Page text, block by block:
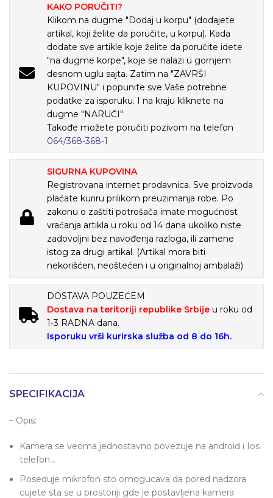
KAKO PORUČITI?
Klikom na dugme "Dodaj u korpu" (dodajete
artikal, koji želite da poručite, u korpu). Kada
dodate sve artikle koje želite da poručite idete
"na dugme korpe", koje se nalazi u gornjem
desnom uglu sajta. Zatim na "ZAVRŠI
KUPOVINU" i popunite sve Vaše potrebne
podatke za isporuku. I na kraju kliknete na
dugme "NARUČI"
Takođe možete poručiti pozivom na telefon
064/368-368-1
SIGURNA KUPOVINA
Registrovana internet prodavnica. Sve proizvoda
plaćate kuriru prilikom preuzimanja robe. Po
zakonu o zaštiti potrošača imate mogućnost
vraćanja artikla u roku od 14 dana ukoliko niste
zadovoljni bez navođenja razloga, ili zamene
istog za drugi artikal. (Artikal mora biti
nekorišćen, neoštećen i u originalnoj ambalaži)
DOSTAVA POUZEĆEM
Dostava na teritoriji republike Srbije u roku od
1-3 RADNA dana.
Isporuku vrši kurirska služba od 8 do 16h.
SPECIFIKACIJA
– Opis:
Kamera se veoma jednostavno povezuje na android i Ios
telefon…
Poseduje mikrofon sto omogucava da pored nadzora
cujete sta se u prostoriji gde je postavljena kamera